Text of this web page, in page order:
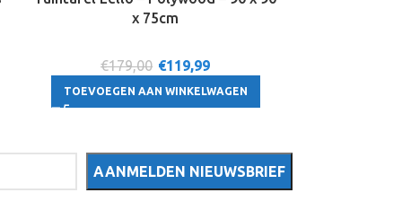
x 75cm
€179,00 €119,99
TOEVOEGEN AAN WINKELWAGEN